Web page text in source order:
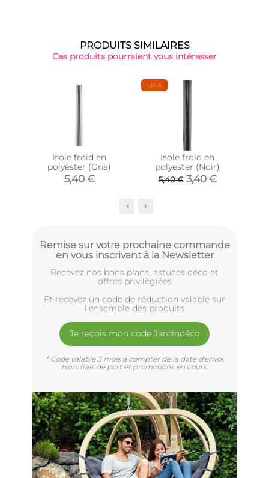
PRODUITS SIMILAIRES
Ces produits pourraient vous intéresser
Isole froid en
polyester (Gris)
5,40 €
-37%
Isole froid en
polyester (Noir)
5,40 € 3,40 €
Remise sur votre prochaine commande
en vous inscrivant à la Newsletter
Recevez nos bons plans, astuces déco et
offres privilègiées
Et recevez un code de réduction valable sur
l'ensemble des produits
Je reçois mon code Jardindéco
* Code valable 3 mois à compter de la date d'envoi.
Hors frais de port et promotions en cours.